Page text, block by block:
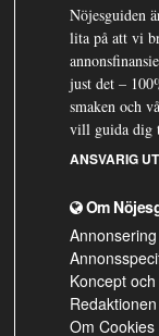
Nöjesguiden
lita på att vi
just det –
smaken och
vill guida dig
ANSVARIG
Om
Koncept
Redaktionen
Om Cookies